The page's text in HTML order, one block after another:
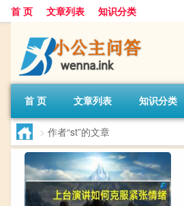
首 页 文章列表 知识分类
首 页 文章列表 知识分类
> 作者“st”的文章